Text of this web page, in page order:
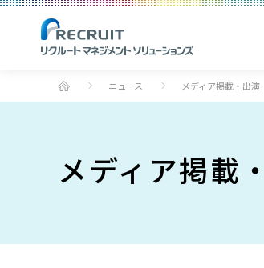
ニュース メディア掲載・出演
メディア掲載